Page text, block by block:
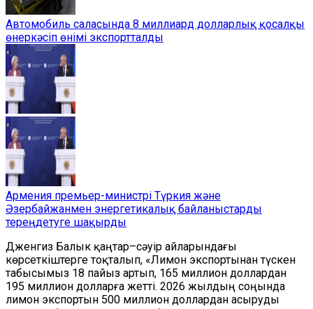
Автомобиль саласында 8 миллиард долларлық қосалқы
өнеркәсіп өнімі экспортталды
Армения премьер-министрі Түркия және
Әзербайжанмен энергетикалық байланыстарды
тереңдетуге шақырды
Дженгиз Балык қаңтар–сәуір айларындағы
көрсеткіштерге тоқталып, «Лимон экспортынан түскен
табысымыз 18 пайыз артып, 165 миллион доллардан
195 миллион долларға жетті. 2026 жылдың соңында
лимон экспортын 500 миллион доллардан асыруды